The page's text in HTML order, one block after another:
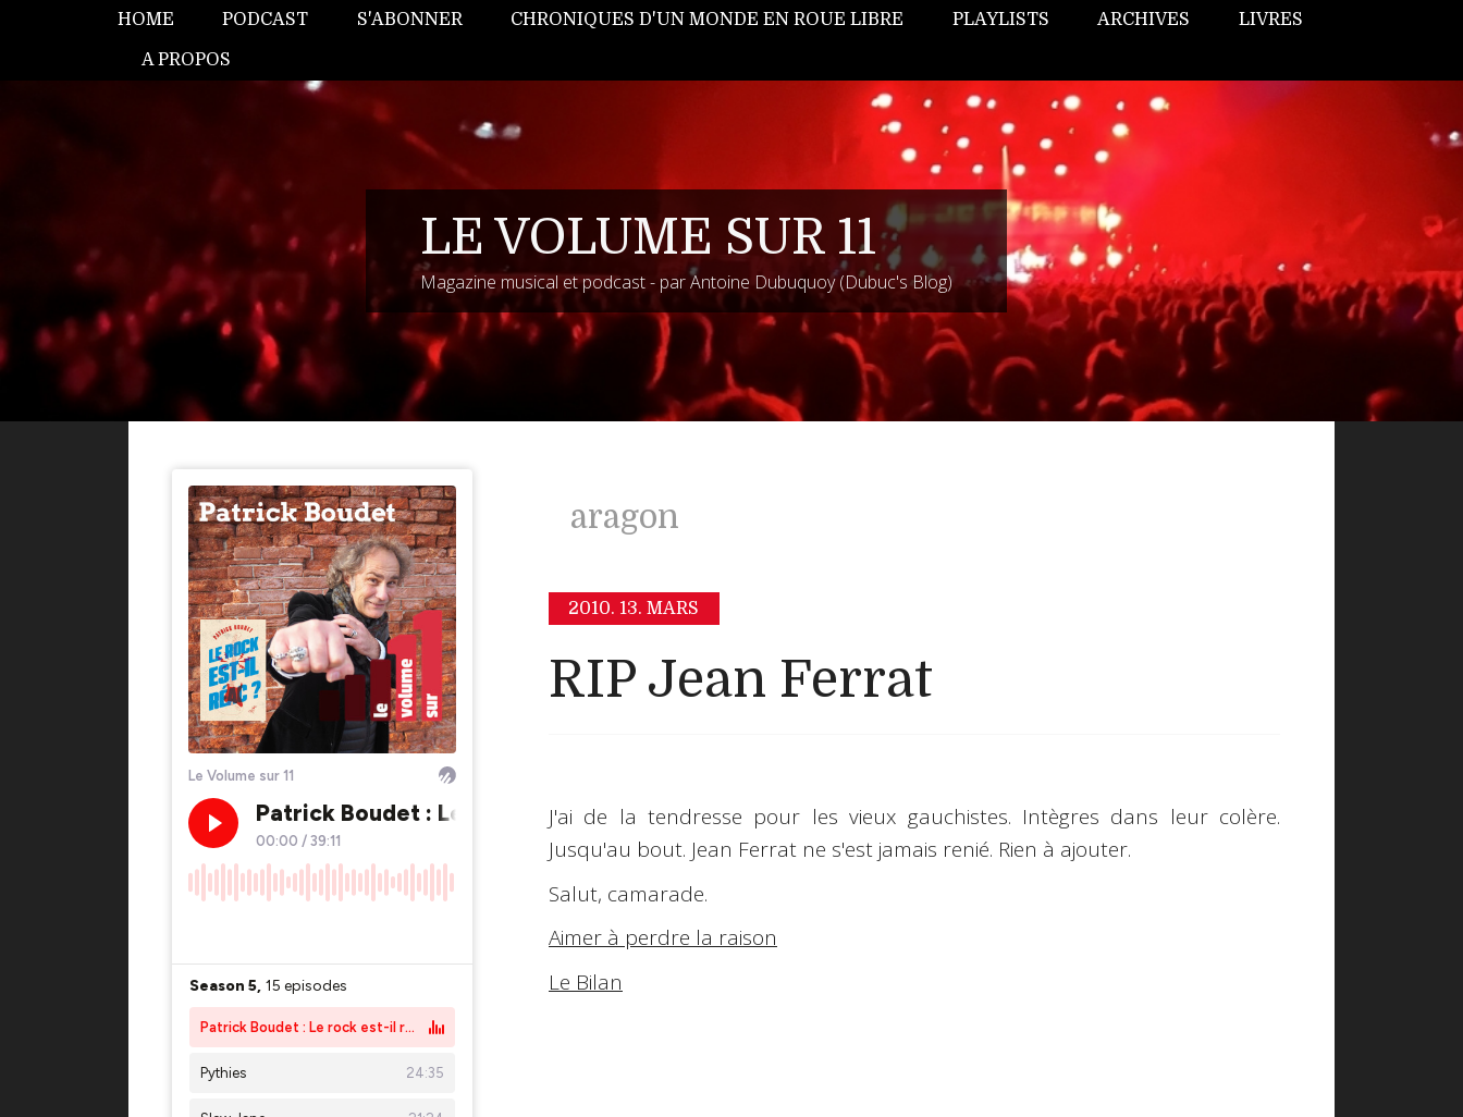
HOME PODCAST S'ABONNER CHRONIQUES D'UN MONDE EN ROUE LIBRE PLAYLISTS ARCHIVES LIVRES
A PROPOS
LE VOLUME SUR 11
Magazine musical et podcast - par Antoine Dubuquoy (Dubuc's Blog)
aragon
2010. 13. MARS
RIP Jean Ferrat
J'ai de la tendresse pour les vieux gauchistes. Intègres dans leur colère.
Jusqu'au bout. Jean Ferrat ne s'est jamais renié. Rien à ajouter.
Salut, camarade.
Aimer à perdre la raison
Le Bilan